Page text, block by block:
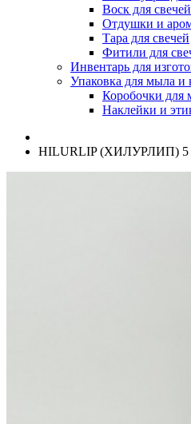
Воск для свечей
Отдушки и
Тара для свечей
Фитили для
Инвентарь для
Упаковка для мыла и
Коробочки для
Наклейки и
HILURLIP (ХИЛУРЛИП) 5